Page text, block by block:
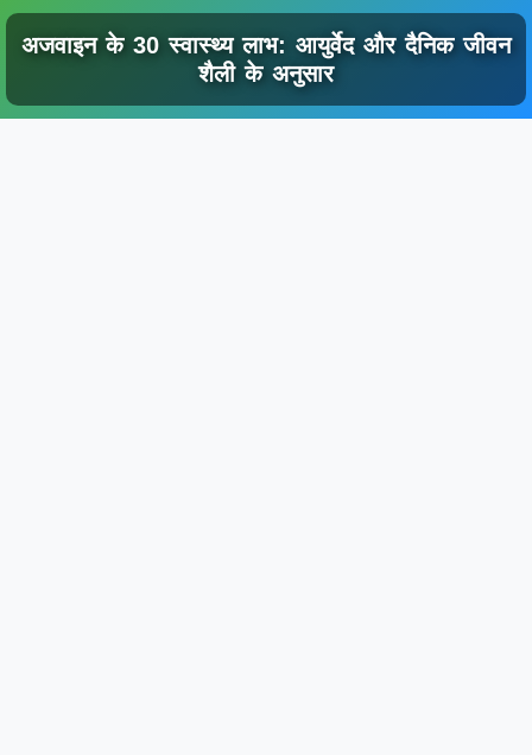
अजवाइन के 30 स्वास्थ्य लाभ: आयुर्वेद और दैनिक जीवन
शैली के अनुसार